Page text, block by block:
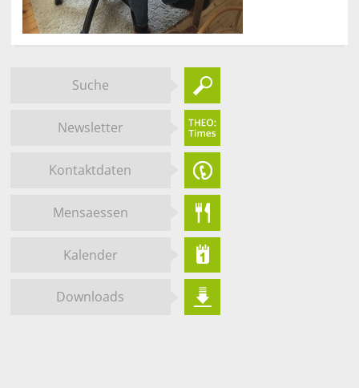
Suche
Newsletter
Kontaktdaten
Mensaessen
Kalender
Downloads